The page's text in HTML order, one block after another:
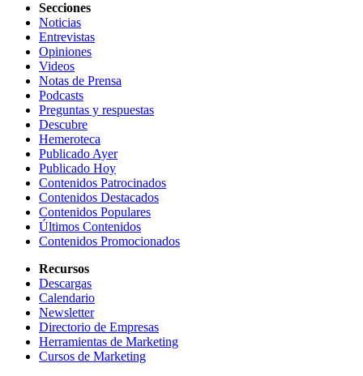
Secciones
Noticias
Entrevistas
Opiniones
Videos
Notas de Prensa
Podcasts
Preguntas y respuestas
Descubre
Hemeroteca
Publicado Ayer
Publicado Hoy
Contenidos Patrocinados
Contenidos Destacados
Contenidos Populares
Últimos Contenidos
Contenidos Promocionados
Recursos
Descargas
Calendario
Newsletter
Directorio de Empresas
Herramientas de Marketing
Cursos de Marketing